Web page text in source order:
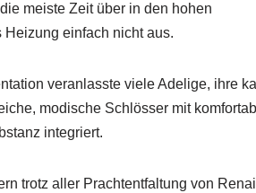
meiste Zeit über in den hohen
einfach nicht aus.
veranlasste viele Adelige, ihre
modische Schlösser mit
integriert.
trotz aller Prachtentfaltung von